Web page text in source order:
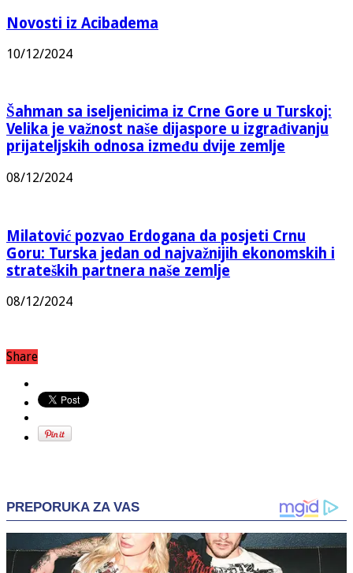
Novosti iz Acibadema
10/12/2024
Šahman sa iseljenicima iz Crne Gore u Turskoj:
Velika je važnost naše dijaspore u izgrađivanju
prijateljskih odnosa između dvije zemlje
08/12/2024
Milatović pozvao Erdogana da posjeti Crnu
Goru: Turska jedan od najvažnijih ekonomskih i
strateških partnera naše zemlje
08/12/2024
Share